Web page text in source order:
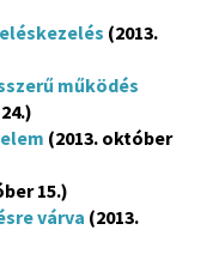
(2013.
működés
(2013. október
15.)
várva (2013.